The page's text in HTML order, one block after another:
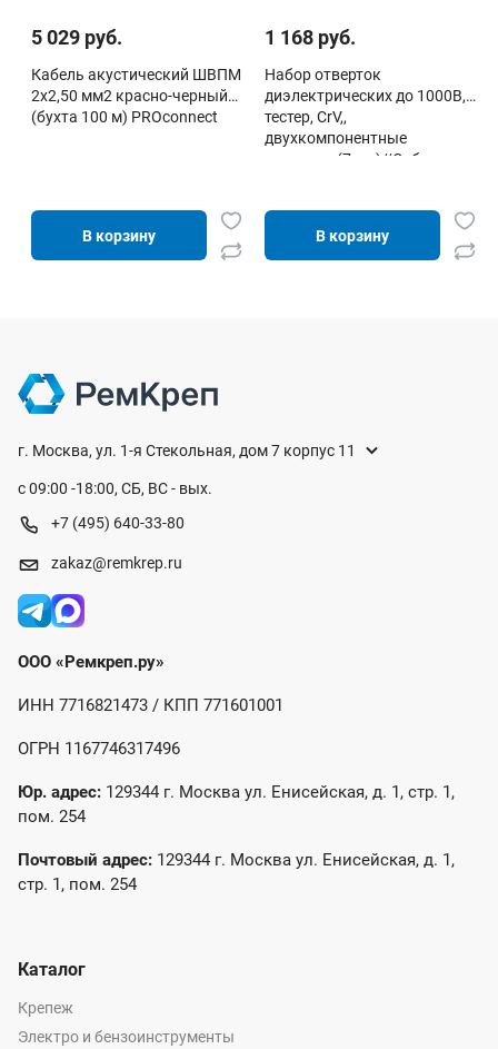
5 029 руб.
Кабель акустический ШВПМ
2х2,50 мм2 красно-черный
(бухта 100 м) PROconnect
В корзину
1 168 руб.
Набор отверток
диэлектрических до 1000В,
тестер, CrV,,
двухкомпонентные
рукоятки (7шт.)//Сибртех
В корзину
г. Москва, ул. 1-я Стекольная, дом 7 корпус 11
с 09:00 -18:00, СБ, ВС - вых.
+7 (495) 640-33-80
zakaz@remkrep.ru
ООО «Ремкреп.ру»
ИНН 7716821473 / КПП 771601001
ОГРН 1167746317496
Юр. адрес: 129344 г. Москва ул. Енисейская, д. 1, стр. 1,
пом. 254
Почтовый адрес: 129344 г. Москва ул. Енисейская, д. 1,
стр. 1, пом. 254
Каталог
Крепеж
Электро и бензоинструменты